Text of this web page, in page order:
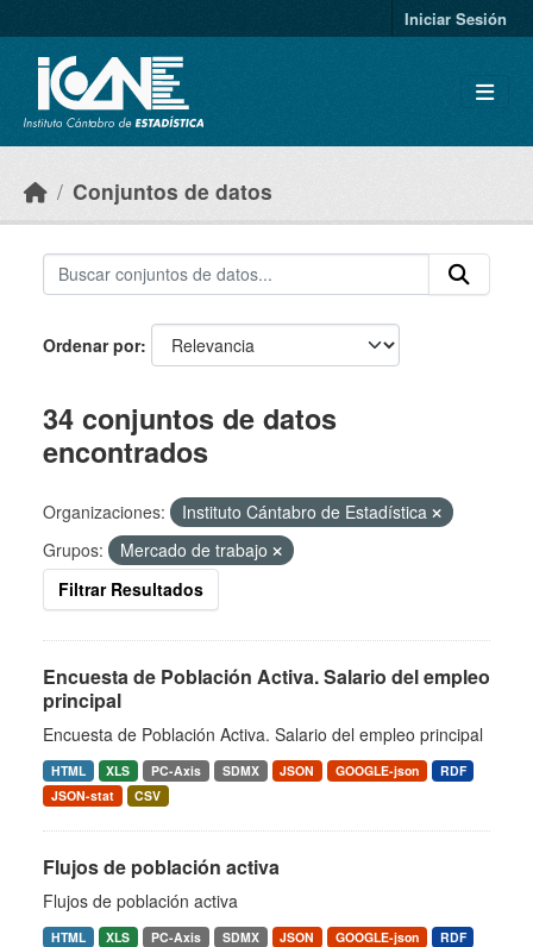
Iniciar Sesión
Conjuntos de datos
Ordenar por
34 conjuntos de datos
encontrados
Organizaciones:
Instituto Cántabro de Estadística
Grupos:
Mercado de trabajo
Filtrar Resultados
Encuesta de Población Activa. Salario del empleo
principal
Encuesta de Población Activa. Salario del empleo principal
HTML XLS PC-Axis SDMX JSON GOOGLE-json
RDF
JSON-stat
CSV
Flujos de población activa
Flujos de población activa
HTML XLS PC-Axis SDMX JSON GOOGLE-json
RDF